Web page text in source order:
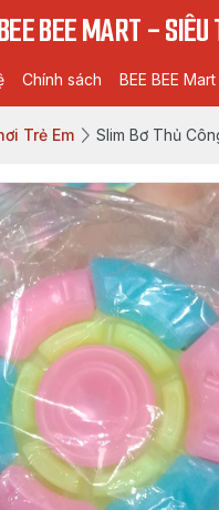
BEE MART - SIÊU
Chính sách BEE BEE Mart
Trẻ Em Slim Bơ Thủ